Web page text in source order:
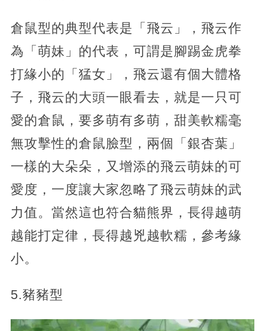
倉鼠型的典型代表是「飛云」，飛云作
為「萌妹」的代表，可謂是腳踢金虎拳
打緣小的「猛女」，飛云還有個大體格
子，飛云的大頭一眼看去，就是一只可
愛的倉鼠，要多萌有多萌，甜美軟糯毫
無攻擊性的倉鼠臉型，兩個「銀杏葉」
一樣的大朵朵，又增添的飛云萌妹的可
愛度，一度讓大家忽略了飛云萌妹的武
力值。當然這也符合貓熊界，長得越萌
越能打定律，長得越兇越軟糯，參考緣
小。
5.豬豬型